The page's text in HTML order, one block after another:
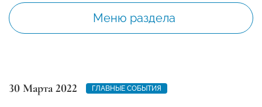
Меню раздела
30 Марта 2022 ГЛАВНЫЕ СОБЫТИЯ